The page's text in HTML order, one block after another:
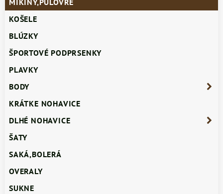
MIKINY,PULÓVRE
KOŠELE
BLÚZKY
ŠPORTOVÉ PODPRSENKY
PLAVKY
BODY
KRÁTKE NOHAVICE
DLHÉ NOHAVICE
ŠATY
SAKÁ,BOLERÁ
OVERALY
SUKNE